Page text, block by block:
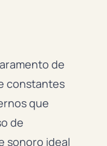
de
constantes
que
de
sonoro ideal